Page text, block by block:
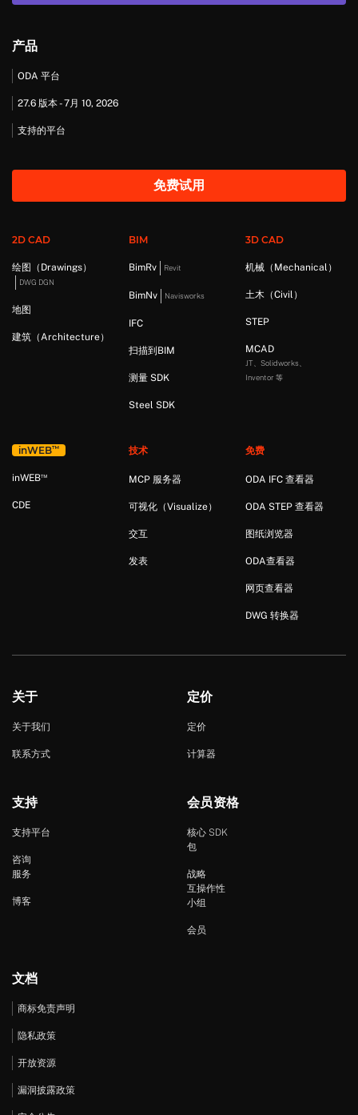
产品
ODA 平台
27.6 版本 - 7月 10, 2026
支持的平台
免费试用
2D CAD
绘图（Drawings）
DWG DGN
地图
建筑（Architecture）
BIM
BimRv Revit
BimNv Navisworks
IFC
扫描到BIM
测量 SDK
Steel SDK
3D CAD
机械（Mechanical）
土木（Civil）
STEP
MCAD
JT、Solidworks、
Inventor 等
inWEB™
inWEB™
CDE
技术
MCP 服务器
可视化（Visualize）
交互
发表
免费
ODA IFC 查看器
ODA STEP 查看器
图纸浏览器
ODA查看器
网页查看器
DWG 转换器
关于
关于我们
联系方式
定价
定价
计算器
支持
支持平台
咨询
服务
博客
会员资格
核心 SDK
包
战略
互操作性
小组
会员
文档
商标免责声明
隐私政策
开放资源
漏洞披露政策